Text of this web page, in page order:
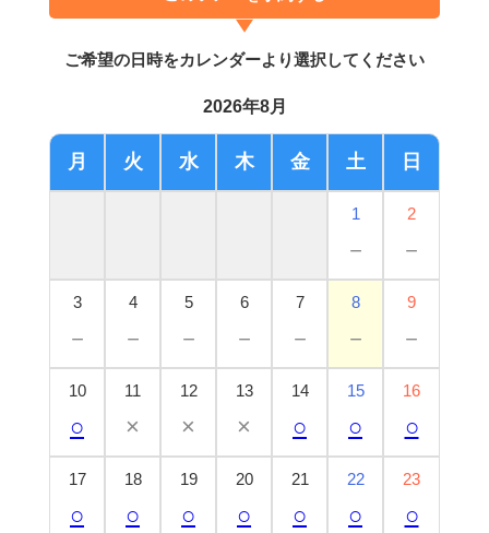
ご希望の日時をカレンダーより選択してください
2026年8月
月 火 水 木 金 土 日
1
－
2
－
3
－
4
－
5
－
6
－
7
－
8
－
9
－
10
○
11
×
12
×
13
×
14
○
15
○
16
○
17
○
18
○
19
○
20
○
21
○
22
○
23
○